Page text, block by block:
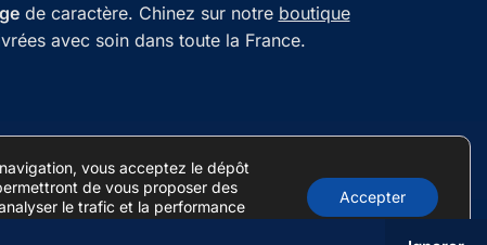
de caractère. Chinez sur notre boutique
avec soin dans toute la France.
vous acceptez le dépôt
de vous proposer des
le trafic et la performance
Accepter